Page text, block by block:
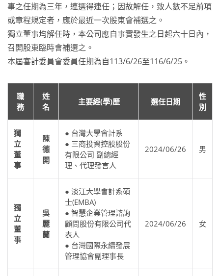
事之任期為三年，連選得連任；因故解任，致人數不足前項
或章程規定者，應於最近一次股東會補選之。
獨立董事均解任時，本公司應自事實發生之日起六十日內，
召開股東臨時會補選之。
本屆審計委員會委員任期為自113/6/26至116/6/25。
職
務
姓
名
主要經(學)歷 選任日期
性
別
獨
立
董
事
陳
德
開
● 台灣大學會計系
● 三商投資控股股份
有限公司 副總經
理、代理發言人
2024/06/26 男
獨
立
董
事
吳
麗
蘭
● 淡江大學會計系碩
士(EMBA)
● 智慧企業管理諮詢
顧問股份有限公司代
表人
● 台灣國際永續發展
管理協會副理事長
2024/06/26 女